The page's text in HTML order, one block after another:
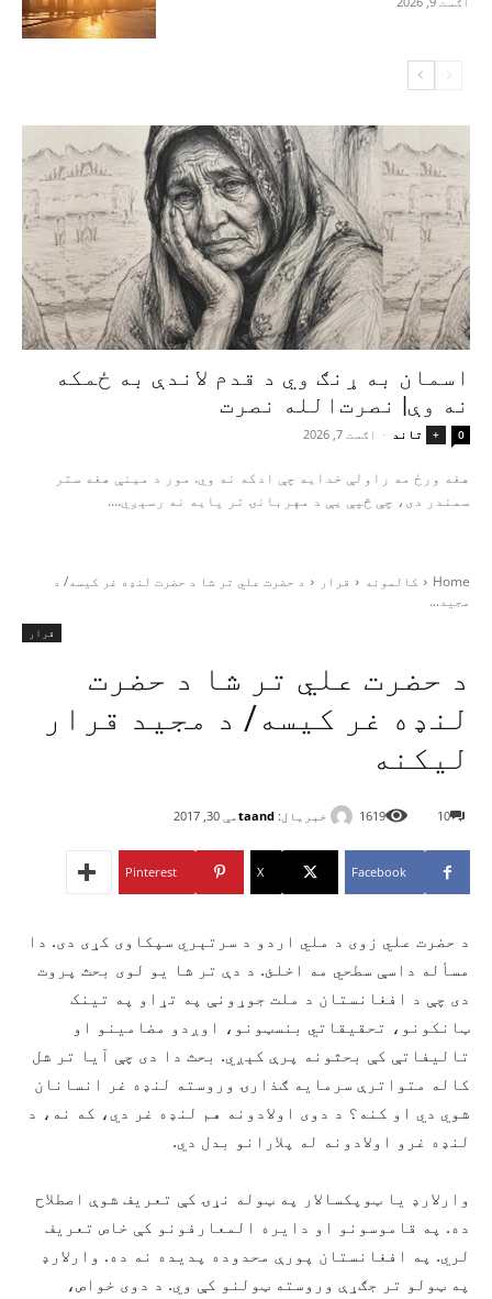
اسمان به ړنګ وي د قدم لاندې به ځمکه
نه وې| نصرت‌الله نصرت
+ تاند - اګست 7, 2026 0
هغه ورځ مه راولې خدایه چې ادکه نه وي. مور د مینې هغه ستر
سمندر دی، چې څپې یې د مهربانۍ تر پایه نه رسېږي....